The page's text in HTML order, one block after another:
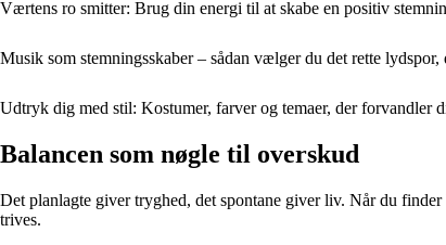
Værtens ro smitter: Brug din energi til at skabe en positiv
Musik som stemningsskaber – sådan vælger du det rette lydspor,
Udtryk dig med stil: Kostumer, farver og temaer, der forvandler
Balancen som nøgle til overskud
Det planlagte giver tryghed, det spontane giver liv. Når du
trives.